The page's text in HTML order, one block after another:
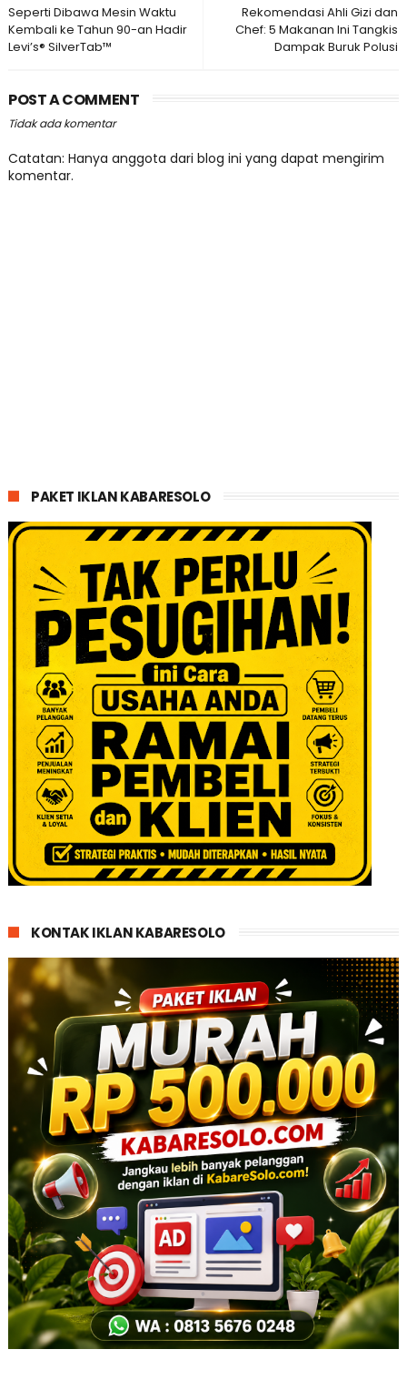
Rekomendasi Ahli Gizi dan
Chef: 5 Makanan Ini Tangkis
Dampak Buruk Polusi
Seperti Dibawa Mesin Waktu
Kembali ke Tahun 90-an Hadir
Levi’s® SilverTab™
POST A COMMENT
Tidak ada komentar
Catatan: Hanya anggota dari blog ini yang dapat mengirim
komentar.
PAKET IKLAN KABARESOLO
KONTAK IKLAN KABARESOLO